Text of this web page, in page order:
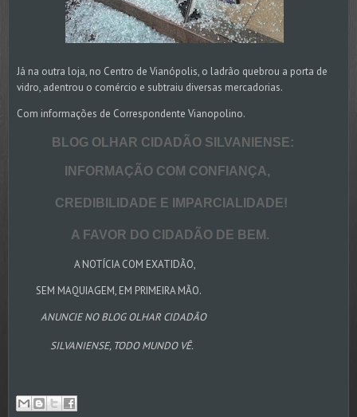
Já na outra loja, no Centro de Vianópolis, o ladrão quebrou a porta de
vidro, adentrou o comércio e subtraiu diversas mercadorias.
Com informações de Correspondente Vianopolino.
BLOG OLHAR CIDADÃO SILVANIENSE:
INFORMAÇÃO COM CONFIANÇA,
CREDIBILIDADE E IMPARCIALIDADE!
A FAVOR DO CIDADÃO DE BEM.
A NOTÍCIA COM EXATIDÃO,
SEM MAQUIAGEM, EM PRIMEIRA MÃO.
ANUNCIE NO BLOG OLHAR CIDADÃO
SILVANIENSE, TODO MUNDO VÊ.